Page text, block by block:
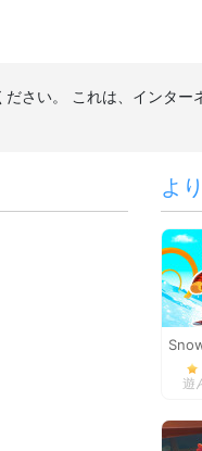
さい。 これは、インタ
よ
遊